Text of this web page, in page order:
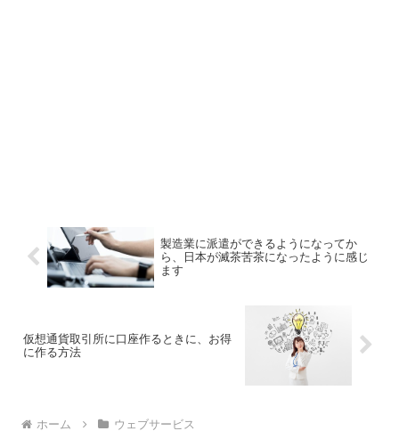
製造業に派遣ができるようになってか
ら、日本が滅茶苦茶になったように感じ
ます
仮想通貨取引所に口座作るときに、お得
に作る方法
ホーム ウェブサービス